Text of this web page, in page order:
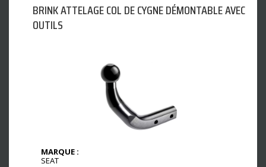
BRINK ATTELAGE COL DE CYGNE DÉMONTABLE AVEC
OUTILS
MARQUE :
SEAT